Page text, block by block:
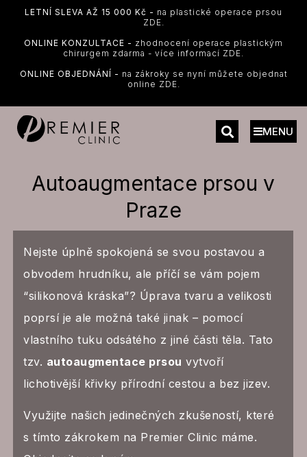
LETNÍ SLEVA AŽ 15 000 Kč - na plastické operace prsou
ZDE.
ONLINE KONZULTACE - zhodnocení operace plastickým
chirurgem zdarma - více informací ZDE.
ONLINE OBJEDNÁNÍ - na zákroky se nyní můžete objednat
online ZDE.
MENU
Autoaugmentace prsou v
Praze
Nejste úplně spokojená se svou postavou a
obvodem hrudníku, ale příčí se vám pojem
“silikonová kráska”? Úprava tvaru a velikosti
poprsí je ale možná také jinak – pomocí
vlastního tuku odsátého z jiné části těla. Tato
tzv. autoaugmentace prsou vytvoří
lichotivější křivky přírodní cestou a bez jizev.
Využijte našich jedinečných zkušeností, které
s tímto zákrokem na Premier Clinic máme.